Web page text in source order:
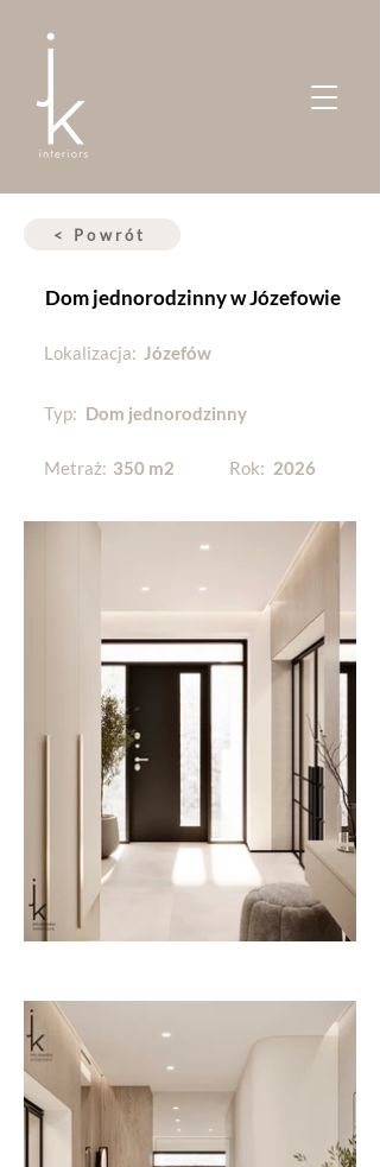
< Powrót
Dom jednorodzinny w Józefowie
Lokalizacja: Józefów
Typ: Dom jednorodzinny
Metraż: 350 m2 Rok: 2026